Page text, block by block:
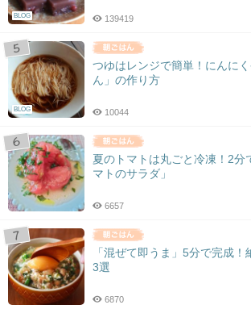
BLOG 139419
BLOG
つゆはレンジで簡単！にんに
ん」の作り方
10044
夏のトマトは丸ごと冷凍！2分
マトのサラダ」
6657
「混ぜて即うま」5分で完成
3選
6870